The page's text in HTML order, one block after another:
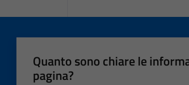
Quanto sono chiare le
pagina?